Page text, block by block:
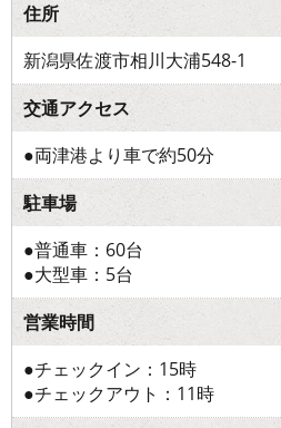
住所
新潟県佐渡市相川大浦548-1
交通アクセス
●両津港より車で約50分
駐車場
●普通車：60台
●大型車：5台
営業時間
●チェックイン：15時
●チェックアウト：11時